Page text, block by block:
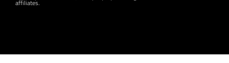
affiliates.